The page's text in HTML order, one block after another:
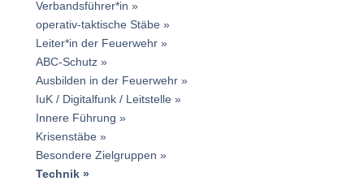
Verbandsführer*in
operativ-taktische Stäbe
Leiter*in der Feuerwehr
ABC-Schutz
Ausbilden in der Feuerwehr
IuK / Digitalfunk / Leitstelle
Innere Führung
Krisenstäbe
Besondere Zielgruppen
Technik